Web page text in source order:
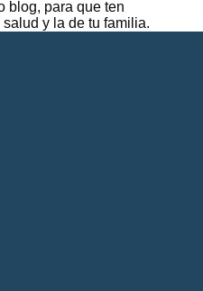
blog, para que ten
y la de tu familia.